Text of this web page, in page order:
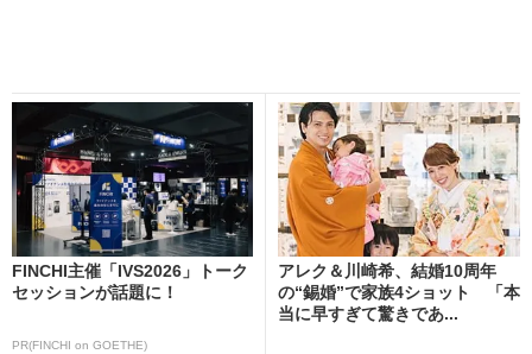
FINCHI主催「IVS2026」トーク
セッションが話題に！
PR(FINCHI on GOETHE)
アレク＆川崎希、結婚10周年
の“錫婚”で家族4ショット 「本
当に早すぎて驚きであ...